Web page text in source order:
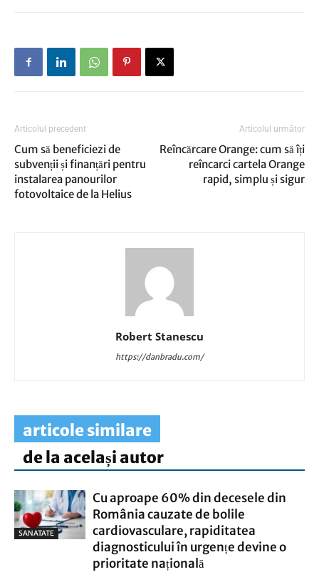
Articolul precedent
Cum să beneficiezi de
subvenții și finanțări pentru
instalarea panourilor
fotovoltaice de la Helius
Articolul următor
Reîncărcare Orange: cum să îți
reîncarci cartela Orange
rapid, simplu și sigur
Robert Stanescu
https://danbradu.com/
articole similare
de la același autor
SANATATE
Cu aproape 60% din decesele din
România cauzate de bolile
cardiovasculare, rapiditatea
diagnosticului în urgențe devine o
prioritate națională